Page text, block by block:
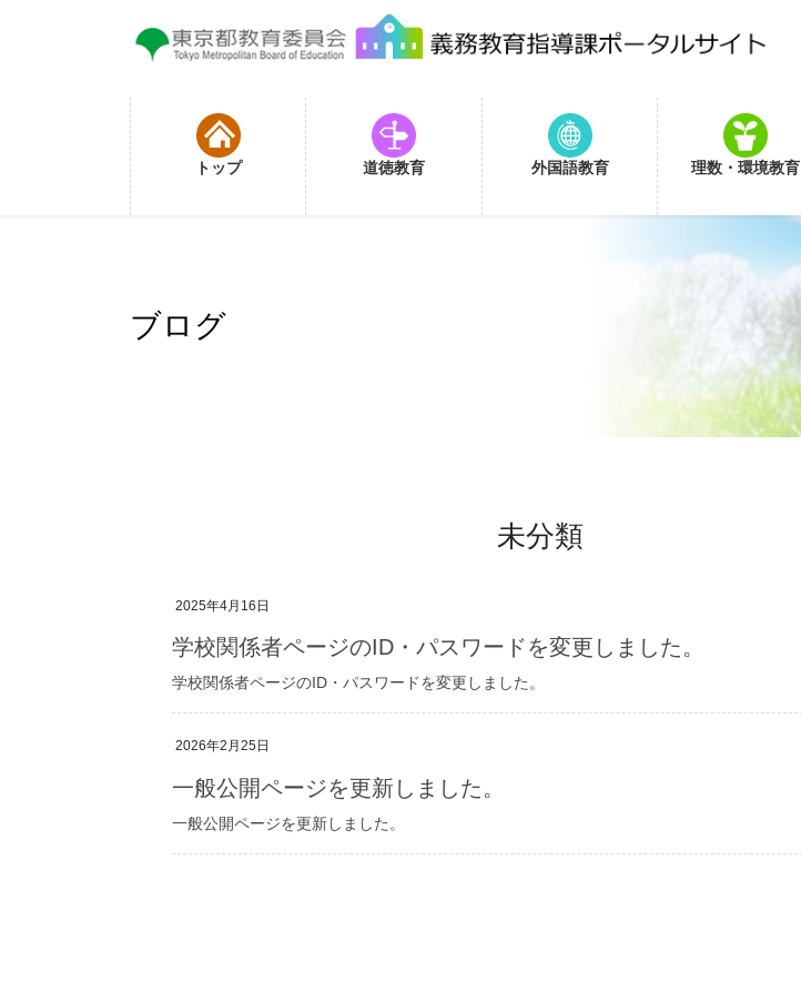
トップ 道徳教育 外国語教育 理数・環境教育
ブログ
未分類
2025年4月16日
学校関係者ページのID・パスワードを変更しました。
学校関係者ページのID・パスワードを変更しました。
2026年2月25日
一般公開ページを更新しました。
一般公開ページを更新しました。